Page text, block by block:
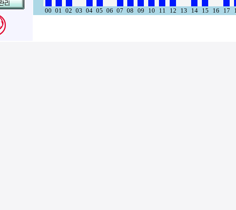
00 01 02 03 04 05 06 07 08 09 10 11 12 13 14 15 16 17